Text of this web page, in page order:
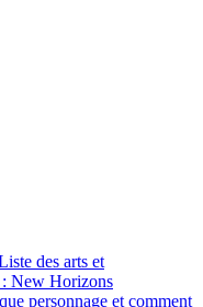
des arts et
: New Horizons
personnage et comment